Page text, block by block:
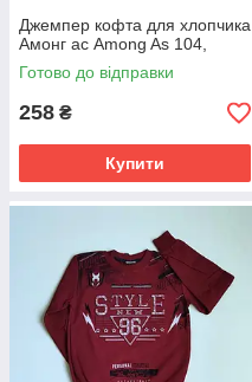
Джемпер кофта для хлопчика
Амонг ас Among As 104,
Готово до відправки
258 ₴
Купити